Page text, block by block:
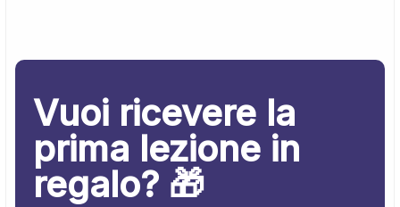
Vuoi ricevere la
prima lezione in
regalo? 🎁